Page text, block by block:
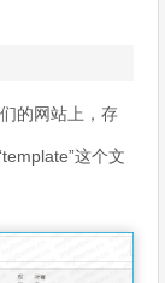
的网站上，存
这个文